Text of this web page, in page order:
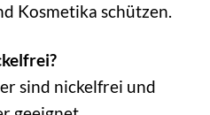
Kosmetika schützen.
sind nickelfrei und